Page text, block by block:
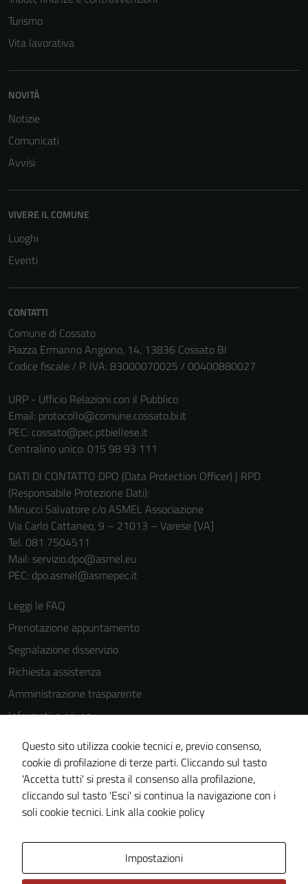
Turismo
Vita lavorativa
NOVITÀ
Notizie
Comunicati
Avvisi
VIVERE IL COMUNE
Luoghi
Eventi
CONTATTI
Comune di Cossato
Piazza Ermanno Angiono, 14, 13836 Cossato BI
Codice fiscale / P. IVA: 83000070025 / 00400880027
URP - Ufficio Relazioni con il Pubblico
Email: protocollo@comune.cossato.bi.it
PEC: cossato@pec.ptbiellese.it
Centralino unico: 015 98 93 111
DATI DI CONTATTO DPO (Data Protection Officer) | RPD
(Responsabile Protezione Dati):
Minucci Salvatore c/o ASMEL Associazione
Via Carlo Cattaneo, 9 – 21013 – Varese [VA]
Tel. 081 7504511
Mail: servizio.dpo@asmel.eu
PEC: dpo.asmel@asmepec.it
Leggi le FAQ
Prenotazione appuntamento
Segnalazione disservizio
Richiesta assistenza
Amministrazione trasparente
Informativa privacy
Note legali
Dichiarazione di accessibilità
Piano di miglioramento del sito
Questo sito utilizza cookie tecnici e, previo consenso,
cookie di profilazione di terze parti. Cliccando sul tasto
'Accetta tutti' si presta il consenso alla profilazione,
cliccando sul tasto 'Esci' si continua la navigazione con i
soli cookie tecnici. Link alla cookie policy
Impostazioni
essere
informazioni
personali.